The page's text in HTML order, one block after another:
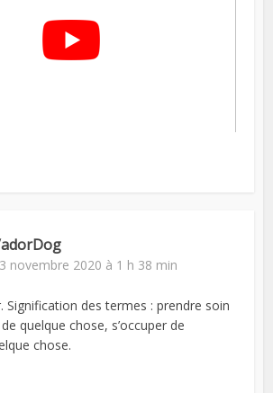
novembre 2020 à 1 h 38 min
Signification des termes : prendre soin
quelque chose, s’occuper de
chose.